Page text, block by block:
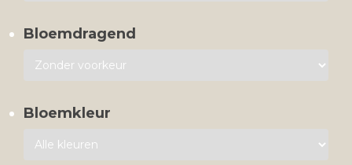
Bloemdragend
Bloemkleur